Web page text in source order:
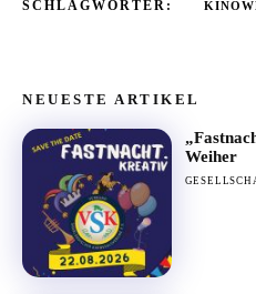
SCHLAGWÖRTER:
NEUESTE ARTIKEL
Weiher